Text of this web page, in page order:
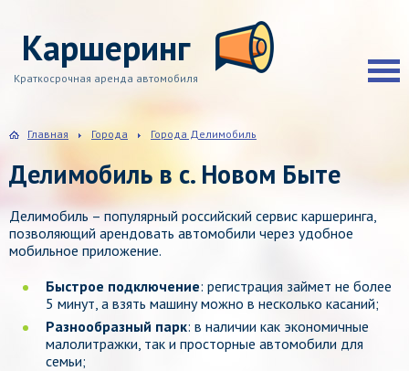
Каршеринг
Краткосрочная аренда автомобиля
Главная Города Города Делимобиль
Делимобиль в с. Новом Быте
Делимобиль – популярный российский сервис каршеринга,
позволяющий арендовать автомобили через удобное
мобильное приложение.
Быстрое подключение: регистрация займет не более
5 минут, а взять машину можно в несколько касаний;
Разнообразный парк: в наличии как экономичные
малолитражки, так и просторные автомобили для
семьи;